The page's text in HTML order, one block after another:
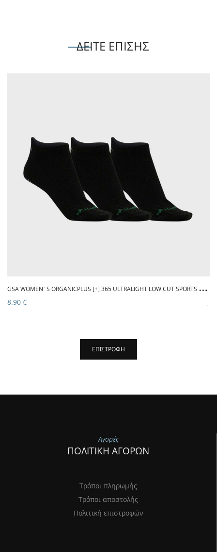
ΔΕΙΤΕ ΕΠΙΣΗΣ
G
SA WOMEN΄S ORGANICPLUS [+] 365 ULTRALIGHT LOW CUT SPORTS SOCKS / 3PACK BLACK
8.90 €
Αγορές
ΠΟΛΙΤΙΚΗ ΑΓΟΡΩΝ
Τρόποι πληρωμής
Τρόποι αποστολής
Πολιτική επιστροφών